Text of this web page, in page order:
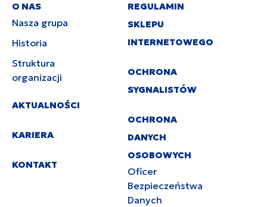
O NAS
Nasza grupa
Historia
Struktura
organizacji
AKTUALNOŚCI
KARIERA
KONTAKT
REGULAMIN
SKLEPU
INTERNETOWEGO
OCHRONA
SYGNALISTÓW
OCHRONA
DANYCH
OSOBOWYCH
Oficer
Bezpieczeństwa
Danych